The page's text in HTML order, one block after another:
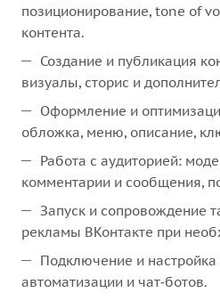
позиционирование, tone of
контента.
Создание и публикация
визуалы, сторис и
Оформление и
обложка, меню, описание,
Работа с аудиторией:
комментарии и сообщения,
Запуск и сопровождение
рекламы ВКонтакте при
Подключение и настройка
автоматизации и чат‑ботов.